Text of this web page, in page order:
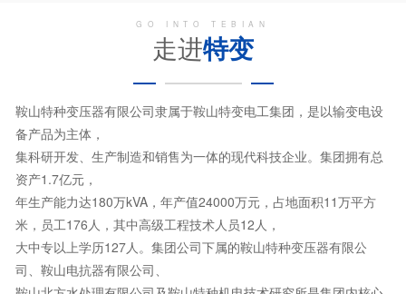
GO INTO TEBIAN
走进特变
鞍山特种变压器有限公司隶属于鞍山特变电工集团，是以输变电设
备产品为主体，
集科研开发、生产制造和销售为一体的现代科技企业。集团拥有总
资产1.7亿元，
年生产能力达180万kVA，年产值24000万元，占地面积11万平方
米，员工176人，其中高级工程技术人员12人，
大中专以上学历127人。集团公司下属的鞍山特种变压器有限公
司、鞍山电抗器有限公司、